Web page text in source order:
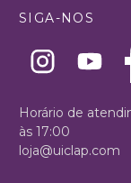
SIGA-NOS
Horário de
às 17:00
loja@uiclap.com